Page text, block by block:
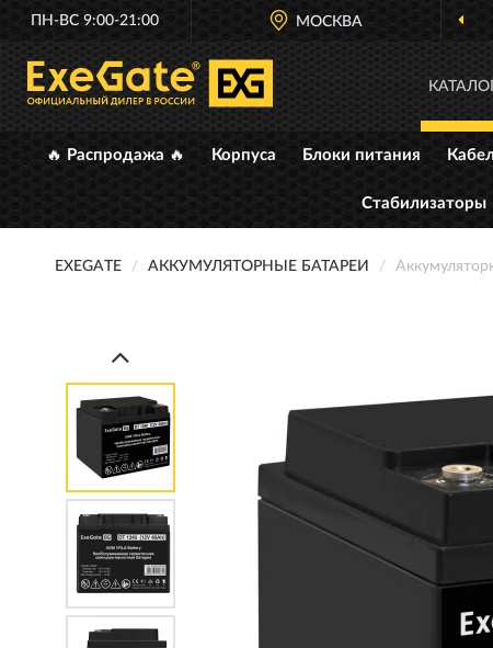
ПН-ВС 9:00-21:00 МОСКВА
🔥 Распродажа 🔥 Корпуса Блоки питания
Стабилизаторы
EXEGATE АККУМУЛЯТОРНЫЕ БАТАРЕИ